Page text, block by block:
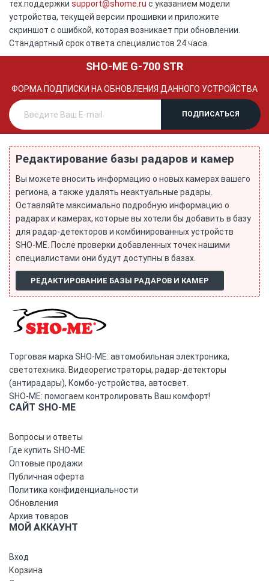
тех.поддержки support@shome.ru c указанием модели
устройства, текущей версии прошивки и приложите
скриншот с ошибкой, которая возникает при обновлении.
Стандартный срок ответа специалистов 24 часа.
SHO-ME G-700 STR
ФОРМА ПОДПИСКИ НА ОБНОВЛЕНИЯ ДАННОГО УСТРОЙСТВА
Редактирование базы радаров и камер
Вы можете вносить информацию о новых камерах вашего
региона, а также удалять неактуальные радары.
Оставляйте максимально подробную информацию о
радарах и камерах, которые вы хотели бы добавить в базу
для радар-детекторов и комбинированных устройств
SHO-ME. После проверки добавленных точек нашими
специалистами они будут доступны в базах.
РЕДАКТИРОВАНИЕ БАЗЫ РАДАРОВ И КАМЕР
Торговая марка SHO-ME: автомобильная электроника,
светотехника. Видеорегистраторы, радар-детекторы
(антирадары), Комбо-устройства, автосвет.
SHO-ME: помогаем контролировать Ваш комфорт!
САЙТ SHO-ME
Вопросы и ответы
Где купить SHO-ME
Оптовые продажи
Публичная оферта
Политика конфиденциальности
Обновления
Архив товаров
МОЙ АККАУНТ
Вход
Корзина